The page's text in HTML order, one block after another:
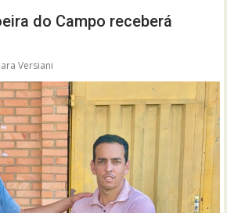
do Campo receberá
Versiani